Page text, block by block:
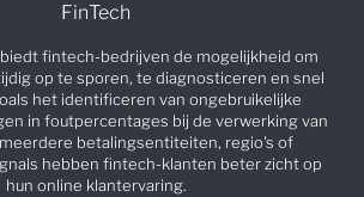
FinTech
fintech-bedrijven de mogelijkheid om
op te sporen, te diagnosticeren en snel
het identificeren van ongebruikelijke
in foutpercentages bij de verwerking van
betalingsentiteiten, regio's of
hebben fintech-klanten beter zicht op
hun online klantervaring.